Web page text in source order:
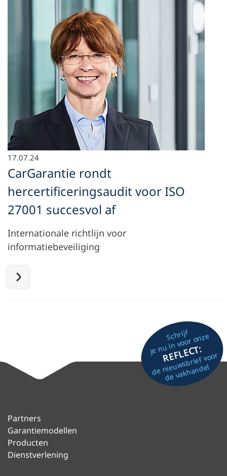
17.07.24
CarGarantie rondt
hercertificeringsaudit voor ISO
27001 succesvol af
Internationale richtlijn voor
informatiebeveiliging
Schrijf
je nu in voor onze
REFLECT:
de nieuwsbrief voor
de vakhandel
Partners
Garantiemodellen
Producten
Dienstverlening